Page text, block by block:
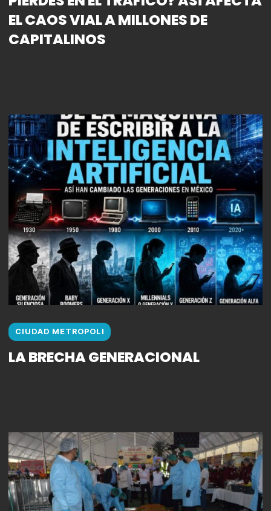
EL CAOS VIAL A MILLONES DE
CAPITALINOS
CIUDAD METROPOLI
LA BRECHA GENERACIONAL